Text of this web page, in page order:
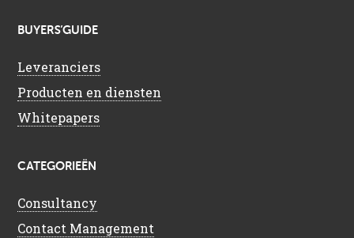
BUYERS’GUIDE
Leveranciers
Producten en diensten
Whitepapers
CATEGORIEËN
Consultancy
Contact Management